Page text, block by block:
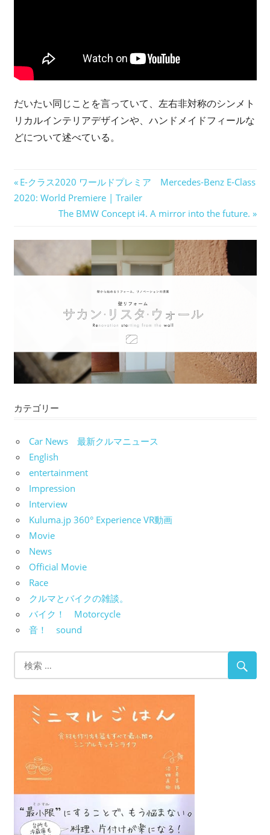
だいたい同じことを言っていて、左右非対称のシンメト
リカルインテリアデザインや、ハンドメイドフィールな
どについて述べている。
投
稿
ビ
ゲ
ョ
ン
前
の
E-クラス2020 ワールドプレミア Mercedes-Benz E-Class
2020: World Premiere | Trailer
次
The BMW Concept i4. A mirror into the future.
カテゴリー
Car News 最新クルマニュース
English
entertainment
Impression
Interview
Kuluma.jp 360° Experience VR動画
Movie
News
Official Movie
Race
クルマとバイクの雑談。
バイク！ Motorcycle
音！ sound